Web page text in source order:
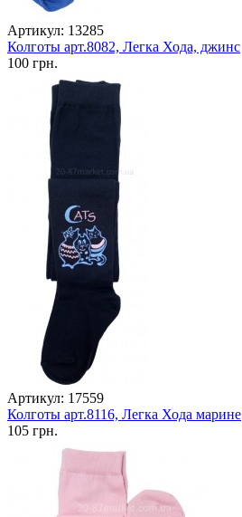
Артикул: 13285
Колготы арт.8082, Легка Хода, джинс
100 грн.
Артикул: 17559
Колготы арт.8116, Легка Хода марине
105 грн.